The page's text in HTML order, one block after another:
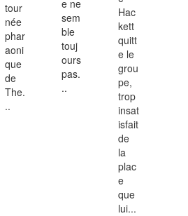
tour
née
phar
aoni
que
de
The.
..
e ne
sem
ble
touj
ours
pas.
..
Hac
kett
quitt
e le
grou
pe,
trop
insat
isfait
de
la
plac
e
que
lui...